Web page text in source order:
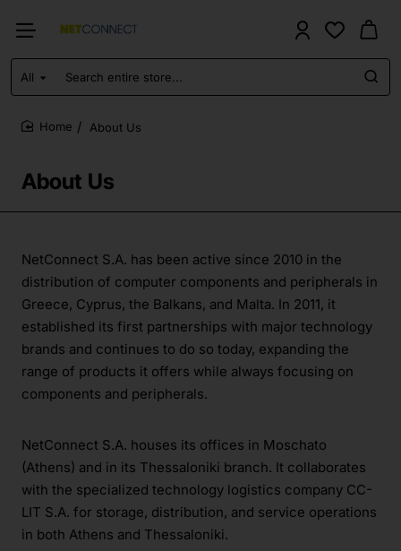
All
Search
entire
store...
About Us
About Us
NetConnect S.A. has been active since 2010 in the
distribution of computer components and peripherals in
Greece, Cyprus, the Balkans, and Malta. In 2011, it
established its first partnerships with major technology
brands and continues to do so today, expanding the
range of products it offers while always focusing on
components and peripherals.
NetConnect S.A. houses its offices in Moschato
(Athens) and in its Thessaloniki branch. It collaborates
with the specialized technology logistics company CC-
LIT S.A. for storage, distribution, and service operations
in both Athens and Thessaloniki.